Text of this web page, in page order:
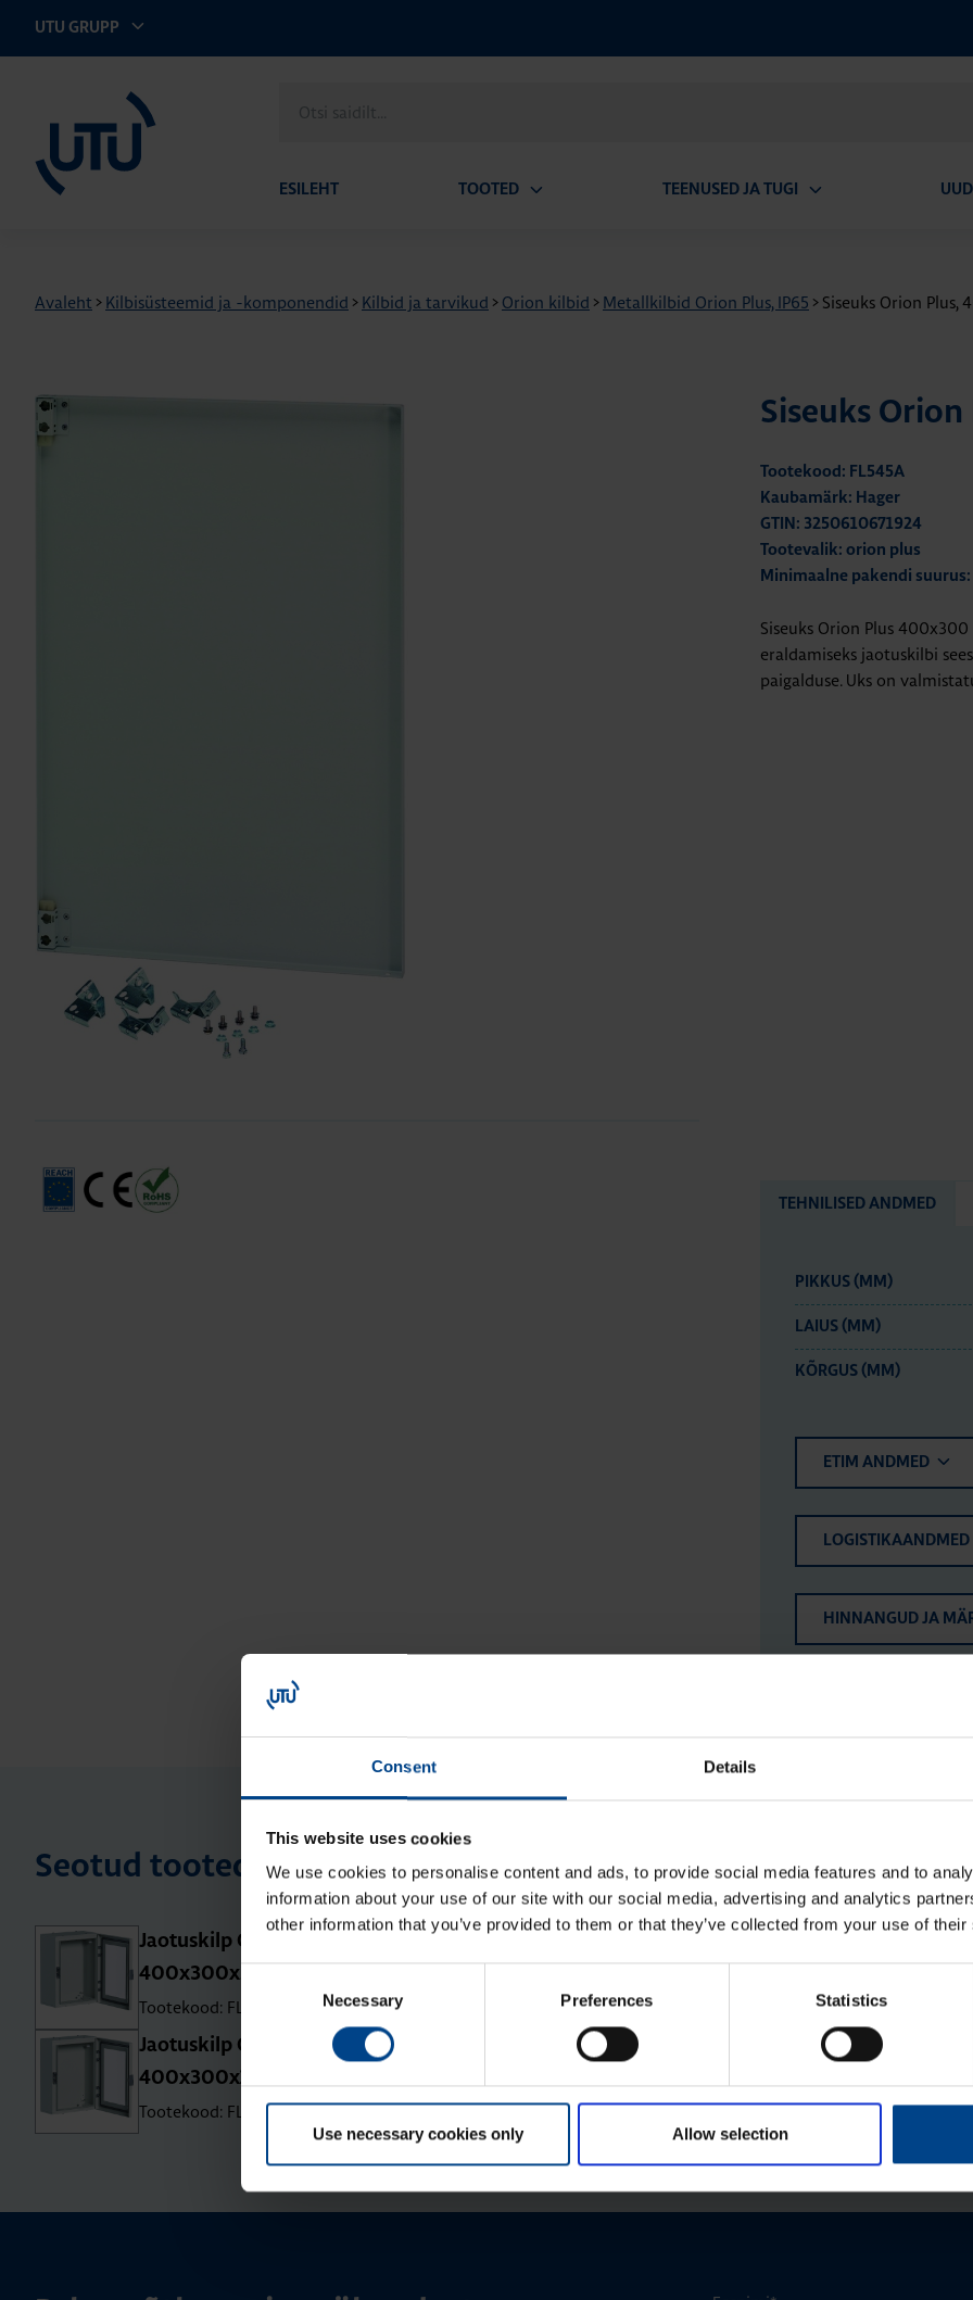
Consent Details
This website uses cookies
We use cookies to personalise content and ads, to provide social media features and to
information about your use of our site with our social media, advertising and analytics
other information that you’ve provided to them or that they’ve collected from your use of
Necessary Preferences Statistics
Use necessary cookies only Allow selection
UTU GRUPP
saidilt
ESILEHT TOOTED TEENUSED JA TUGI
Avaleht > Kilbisüsteemid ja -komponendid > Kilbid ja tarvikud > Orion kilbid > Metallkilbid Orion Plus, IP65 > Siseuks Orion
Siseuks
Tootekood: FL545A
Kaubamärk: Hager
GTIN: 3250610671924
Tootevalik: orion plus
Minimaalne pakendi
Siseuks Orion Plus
eraldamiseks jaotuskilbi
paigalduse. Uks on
TEHNILISED ANDMED
PIKKUS (MM)
LAIUS (MM)
KÕRGUS (MM)
ETIM ANDMED
LOGISTIKAANDMED
HINNANGUD JA
Seotud tooted
Jao­tus­kilp Orion Plus, aknaga,
400x300x200 mm, metall, IP65
Tootekood: FL157A Tootekood: FL106A
Jao­tus­kilp Orion Plus, aknaga,
400x300x160 mm, metall, IP65
Tootekood: FL156A